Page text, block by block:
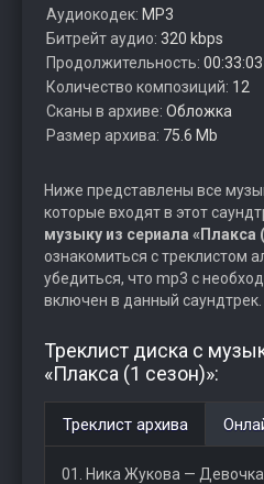
Аудиокодек: MP3
Битрейт аудио: 320 kbps
Продолжительность: 00:33:03
Количество композиций: 12
Сканы в архиве: Обложка
Размер архива: 75.6 Mb
Ниже представлены все
которые входят в этот
музыку из сериала «Плакса
ознакомиться с треклистом
убедиться, что mp3 с
включен в данный саундтрек.
Треклист диска с
«Плакса (1 сезон)»:
Треклист архива
01. Ника Жукова —